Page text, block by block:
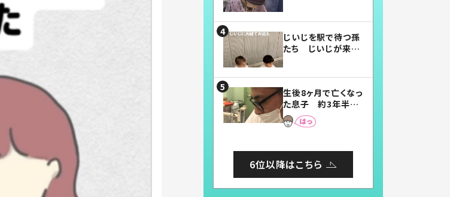
じいじを駅で待つ孫
たち じいじが来た
まらない」「幸せにな
れる」
生後8ヶ月で亡くなっ
た息子 約3年半
後、当時の妻の日記
に書いてあった本音
6位以降はこちら